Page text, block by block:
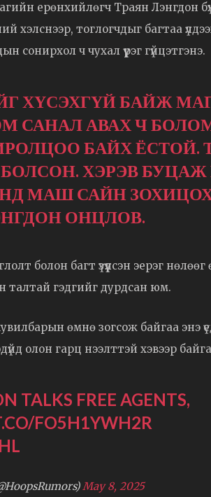
ерөнхийлөгч Траян Лэнгдон
хэлснээр, тоглогчдыг багтаа
ч чухал үүрэг гүйцэтгэнэ.
ХҮСЭХГҮЙ БАЙЖ
САНАЛ АВАХ Ч
БАЙХ ЁСТОЙ.
ХЭРЭВ БУЦАЖ
МАШ САЙН
ОНЦЛОВ.
болон багт үзүүлсэн эерэг
талтай гэдгийг дурдсан юм.
өмнө зогсож байгаа энэ
олон гарц нээлттэй хэвээр
TALKS FREE AGENTS,
FO5H1YWH2R
May 8, 2025